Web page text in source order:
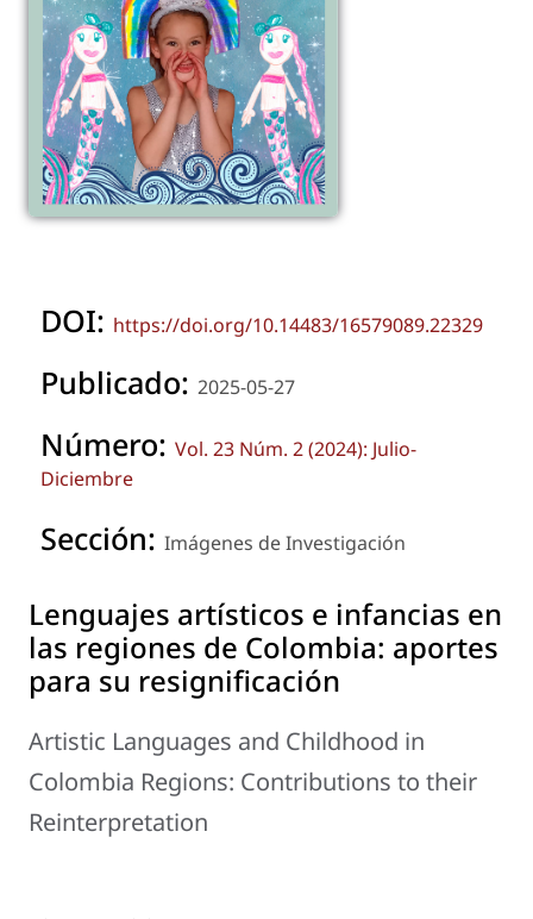
DOI: https://doi.org/10.14483/16579089.22329
Publicado: 2025-05-27
Número: Vol. 23 Núm. 2 (2024): Julio-
Diciembre
Sección: Imágenes de Investigación
Lenguajes artísticos e infancias en
las regiones de Colombia: aportes
para su resignificación
Artistic Languages and Childhood in
Colombia Regions: Contributions to their
Reinterpretation